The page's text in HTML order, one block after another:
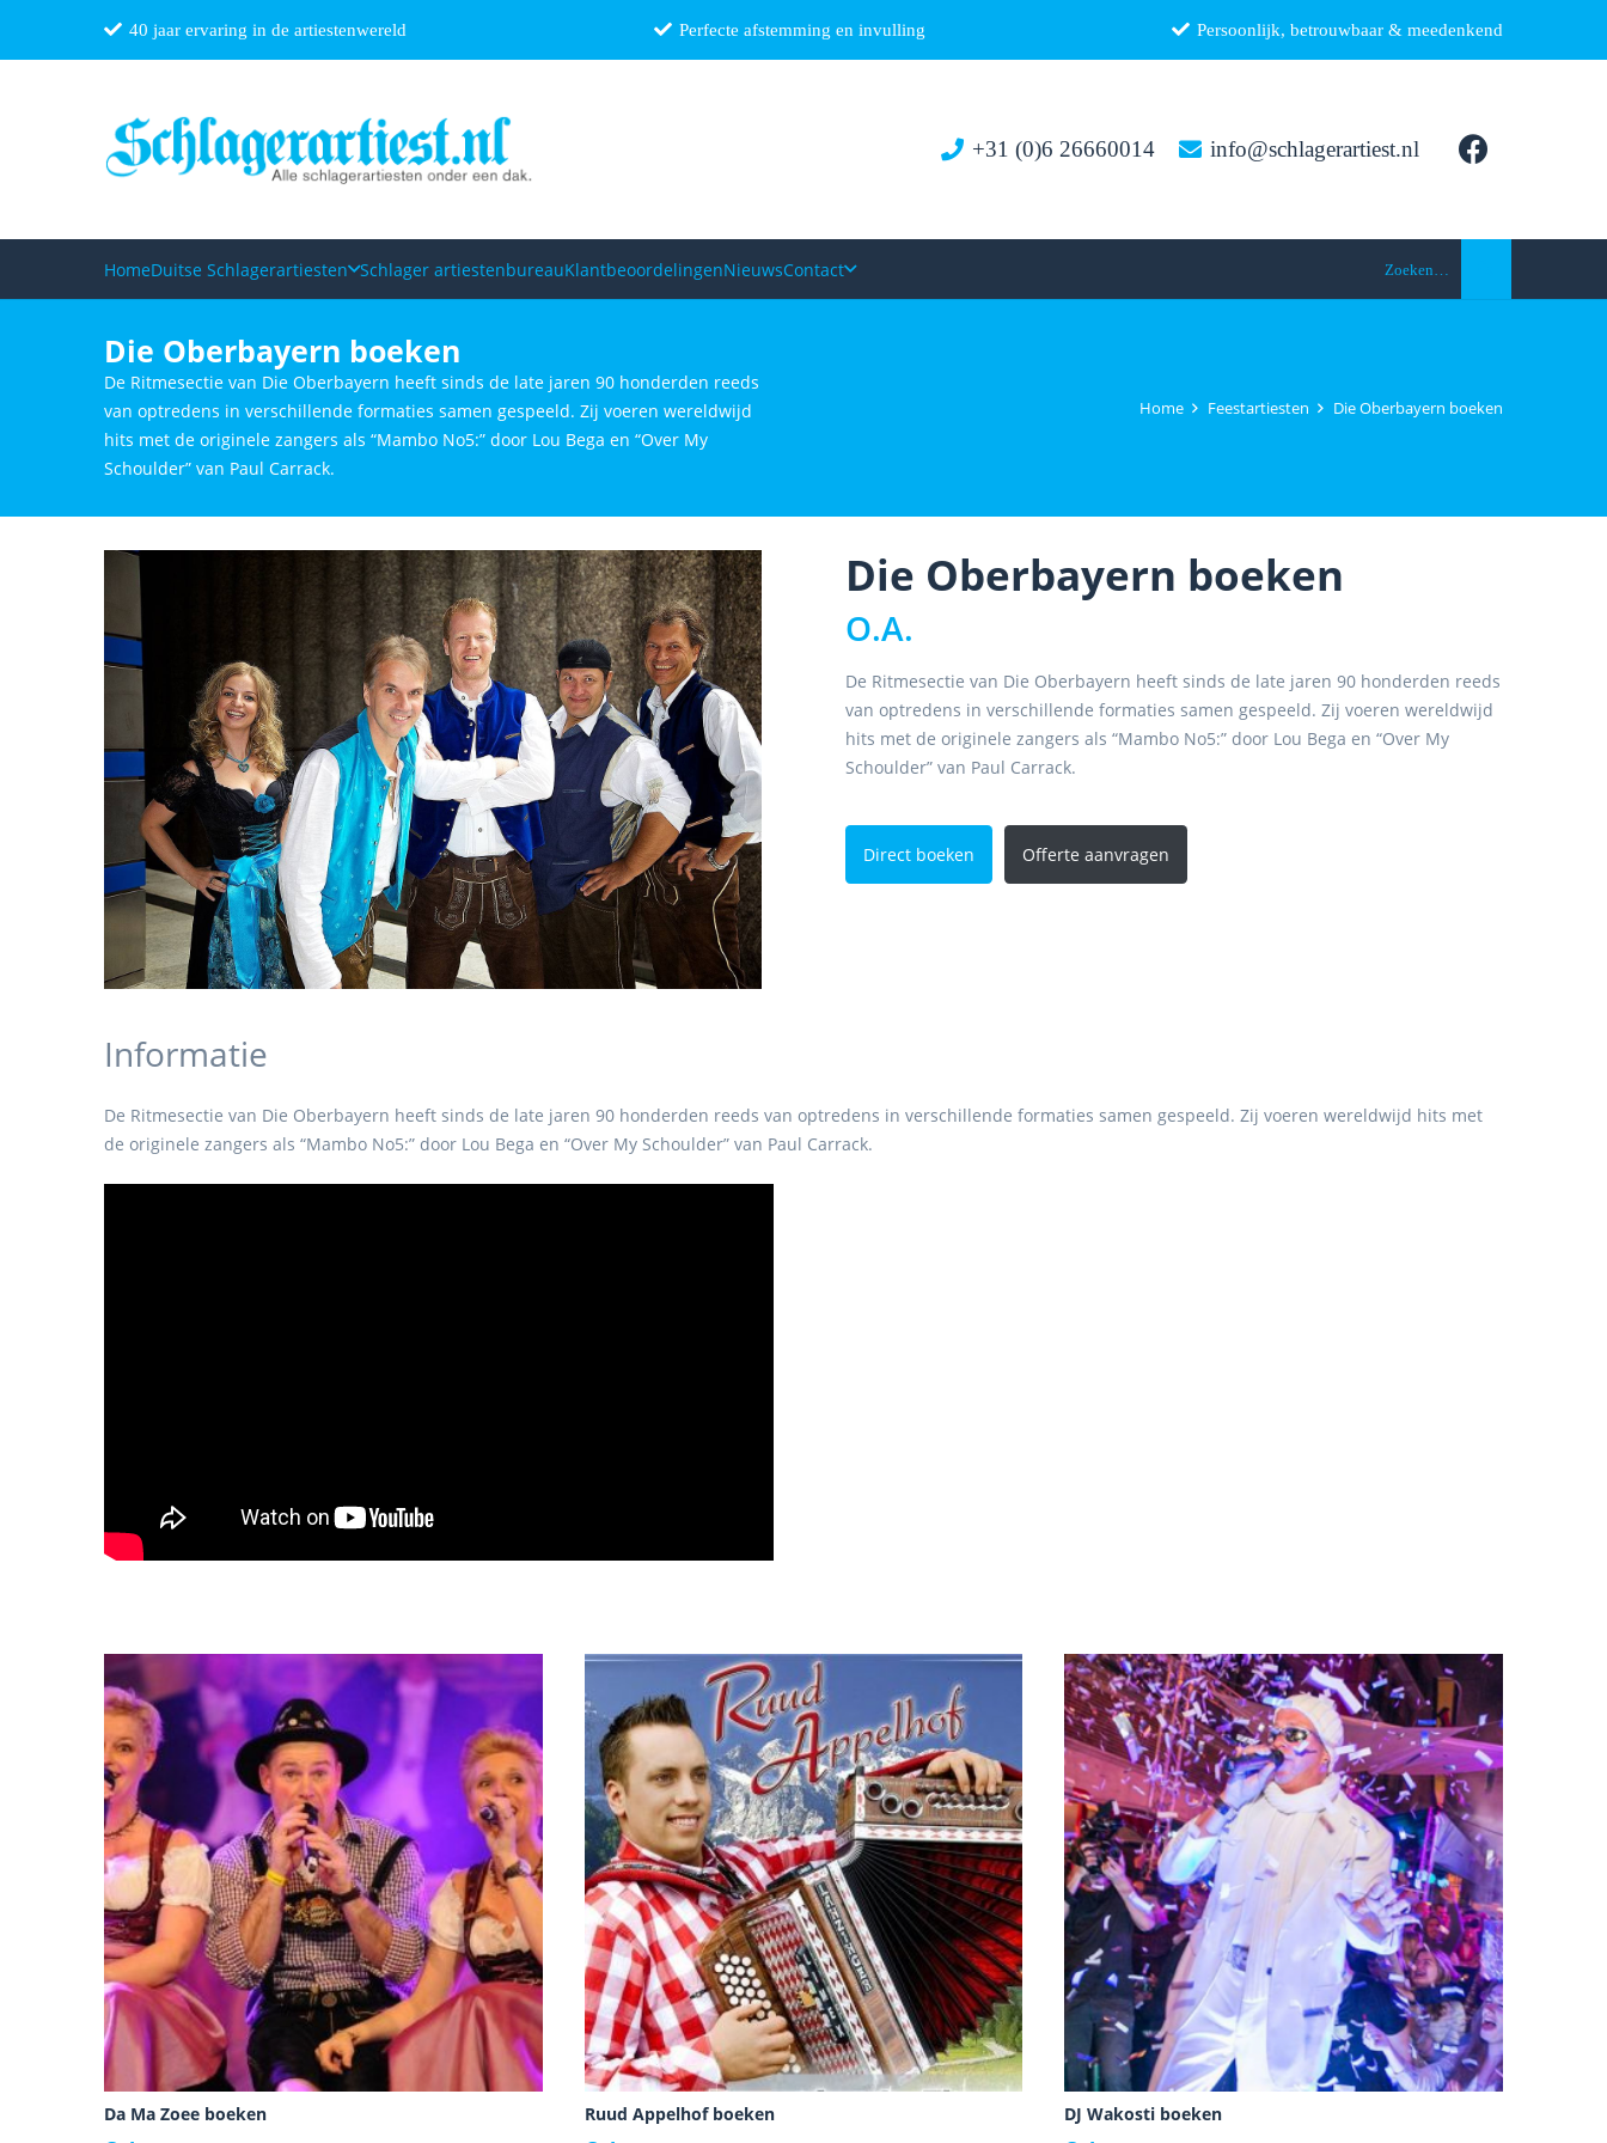
40 jaar ervaring in de artiestenwereld Perfecte afstemming en invulling Persoonlijk, betrouwbaar & meedenkend
+31 (0)6 26660014 info@schlagerartiest.nl
HomeDuitse Schlagerartiesten Schlager artiestenbureauKlantbeoordelingenNieuwsContact Zoeken…
Die Oberbayern boeken
De Ritmesectie van Die Oberbayern heeft sinds de late jaren 90 honderden reeds
van optredens in verschillende formaties samen gespeeld. Zij voeren wereldwijd
hits met de originele zangers als “Mambo No5:” door Lou Bega en “Over My
Schoulder” van Paul Carrack.
Home Feestartiesten Die Oberbayern boeken
Die Oberbayern boeken
O.A.
De Ritmesectie van Die Oberbayern heeft sinds de late jaren 90 honderden reeds
van optredens in verschillende formaties samen gespeeld. Zij voeren wereldwijd
hits met de originele zangers als “Mambo No5:” door Lou Bega en “Over My
Schoulder” van Paul Carrack.
Direct boeken Offerte aanvragen
Informatie
De Ritmesectie van Die Oberbayern heeft sinds de late jaren 90 honderden reeds van optredens in verschillende formaties samen gespeeld. Zij voeren wereldwijd hits met
de originele zangers als “Mambo No5:” door Lou Bega en “Over My Schoulder” van Paul Carrack.
Da Ma Zoee boeken Ruud Appelhof boeken DJ Wakosti boeken